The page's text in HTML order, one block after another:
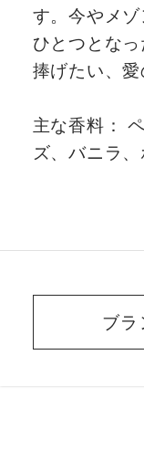
す。今やメ
ひとつとな
捧げたい、愛
主な香料：
ズ、バニラ
ブラ